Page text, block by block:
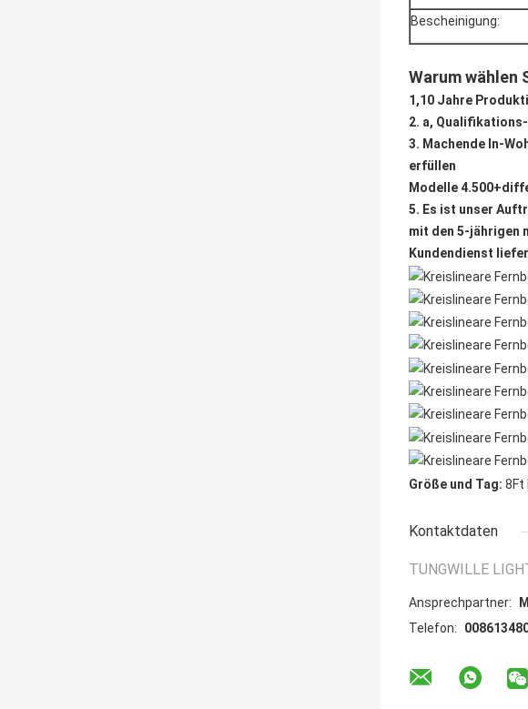
Bescheinigung:
Warum wählen
1,10 Jahre
2. a,
3. Machende In-
erfüllen
Modelle
5. Es ist unser
mit den 5-jährigen
Kundendienst
Größe und Tag: 8Ft
Kontaktdaten
TUNGWILLE
Ansprechpartner:
Telefon: